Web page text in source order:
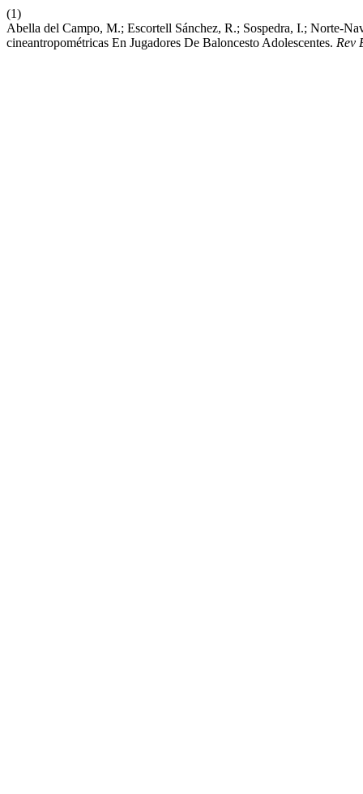
(1)
Abella del Campo, M.; Escortell Sánchez, R.; Sospedra, I.; Norte-
cineantropométricas En Jugadores De Baloncesto Adolescentes. Rev